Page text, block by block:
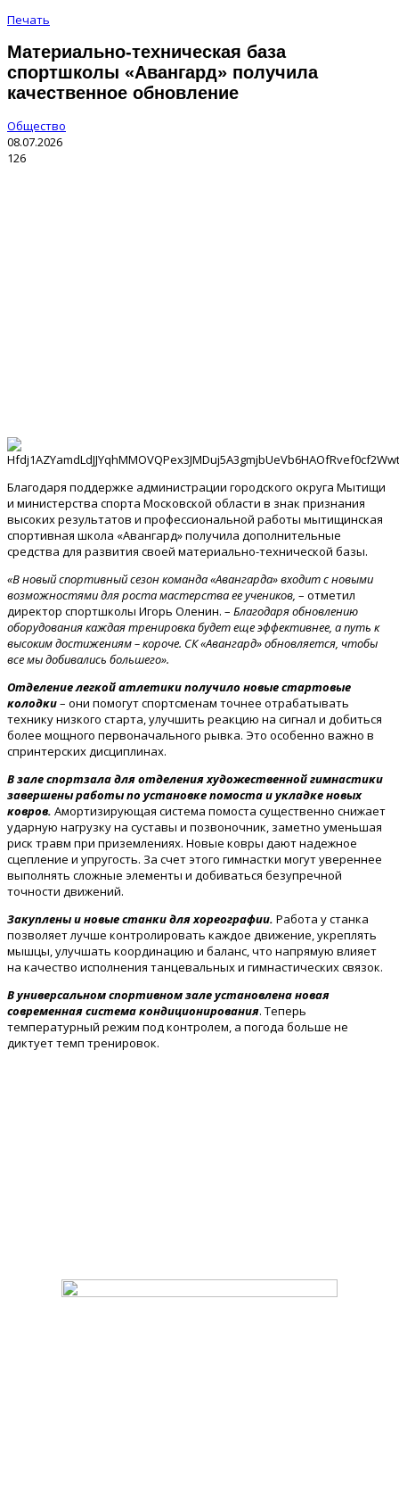
Печать
Материально-техническая база
спортшколы «Авангард» получила
качественное обновление
Общество
08.07.2026
126
Благодаря поддержке администрации городского округа Мытищи
и министерства спорта Московской области в знак признания
высоких результатов и профессиональной работы мытищинская
спортивная школа «Авангард» получила дополнительные
средства для развития своей материально-технической базы.
«В новый спортивный сезон команда «Авангарда» входит с новыми
возможностями для роста мастерства ее учеников, – отметил
директор спортшколы Игорь Оленин. – Благодаря обновлению
оборудования каждая тренировка будет еще эффективнее, а путь к
высоким достижениям – короче. СК «Авангард» обновляется, чтобы
все мы добивались большего».
Отделение легкой атлетики получило новые стартовые
колодки– они помогут спортсменам точнее отрабатывать
технику низкого старта, улучшить реакцию на сигнал и добиться
более мощного первоначального рывка. Это особенно важно в
спринтерских дисциплинах.
В зале спортзала для отделения художественной гимнастики
завершены работы по установке помоста и укладке новых
ковров. Амортизирующая система помоста существенно снижает
ударную нагрузку на суставы и позвоночник, заметно уменьшая
риск травм при приземлениях. Новые ковры дают надежное
сцепление и упругость. За счет этого гимнастки могут увереннее
выполнять сложные элементы и добиваться безупречной
точности движений.
Закуплены и новые станки для хореографии. Работа у станка
позволяет лучше контролировать каждое движение, укреплять
мышцы, улучшать координацию и баланс, что напрямую влияет
на качество исполнения танцевальных и гимнастических связок.
В универсальном спортивном зале установлена новая
современная система кондиционирования. Теперь
температурный режим под контролем, а погода больше не
диктует темп тренировок.